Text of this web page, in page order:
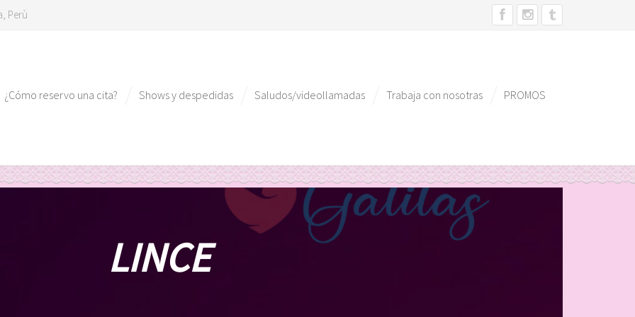
Perù
¿Cómo reservo una cita? Shows y despedidas Saludos/videollamadas Trabaja con nosotras PROMOS
LINCE